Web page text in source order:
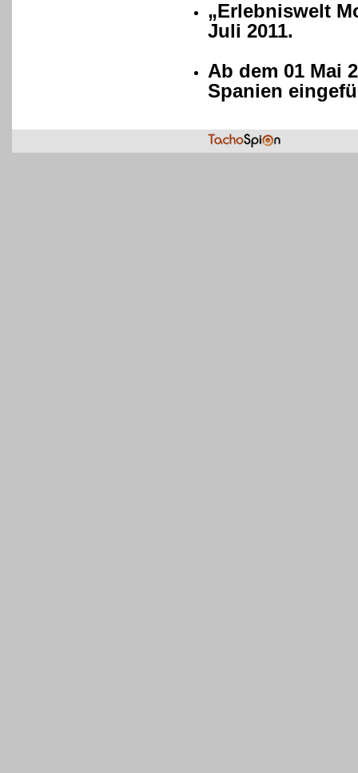
„Erlebniswelt
Juli 2011.
Ab dem 01 Mai
Spanien